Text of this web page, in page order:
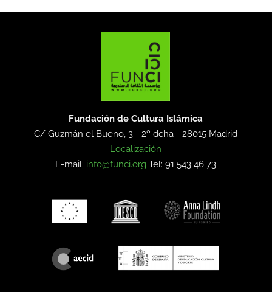
Fundación de Cultura Islámica
C/ Guzmán el Bueno, 3 - 2º dcha -28015 Madrid
Localización
E-mail: info@funci.org Tel: 91 543 46 73